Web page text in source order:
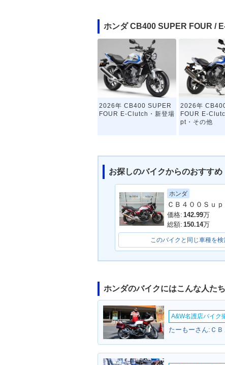
ホンダ CB400 SUPER FOUR /
2026年 CB400 SUPER
FOUR E-Clutch・新登場
2026年
FOUR E-
pt・その他
2018年 CB400 SUPER
FOUR HYPER VTEC R
evo ABS・マイナーチェ
2018年
FOUR
evo・マイナ
2015年 CB400 SUPER
FOUR HYPER VTEC R
evo ABS Special Editio
n・特別・限定仕様
2014年
FOUR
追加
お探しのバイクからのおすすめ
ホンダ
価格: 142.99万
総額: 150.14万
このバイクと同じ車種を検
ホンダのバイクにはこんな人た
A&W名護店バイク
たーもーさん:Ｃ